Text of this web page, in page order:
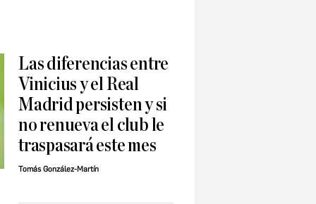
Las diferencias entre
Vinicius y el Real
Madrid persisten y si
no renueva el club le
traspasará este mes
Tomás González-Martín